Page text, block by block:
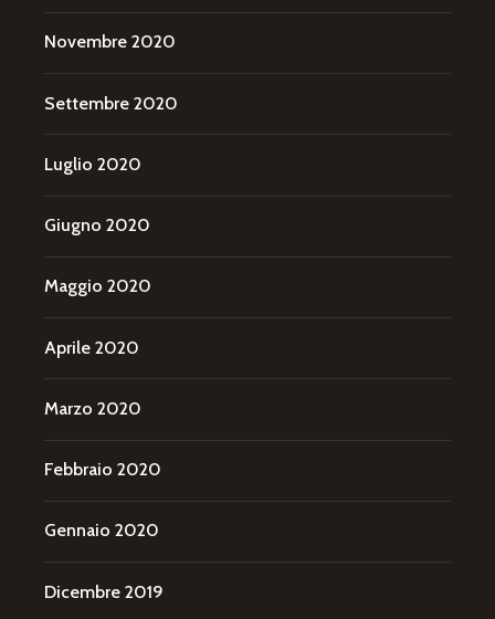
Novembre 2020
Settembre 2020
Luglio 2020
Giugno 2020
Maggio 2020
Aprile 2020
Marzo 2020
Febbraio 2020
Gennaio 2020
Dicembre 2019